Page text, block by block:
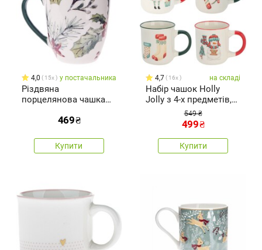
4,0 15x у постачальника
Різдвяна
порцелянова чашка
469₴
Купити
4,7 16x на складі
Набір чашок Holly
Jolly з 4-х предметів,
200 мл, порцеляна
549 ₴
499₴
Купити